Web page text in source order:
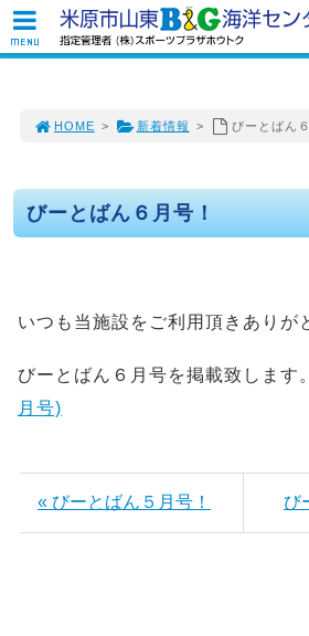
HOME > 新着情報 > びーとばん
びーとばん６月号！
いつも当施設をご利用頂きありが
びーとばん６月号を掲載致します。
月号)
« びーとばん５月号！ び
MENU